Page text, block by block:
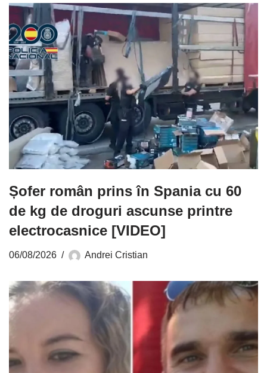
Șofer român prins în Spania cu 60
de kg de droguri ascunse printre
electrocasnice [VIDEO]
06/08/2026 Andrei Cristian